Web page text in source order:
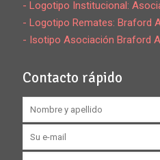
- Logotipo Institucional:
- Logotipo Remates: Braford
- Isotipo Asociación Braford
Contacto rápido